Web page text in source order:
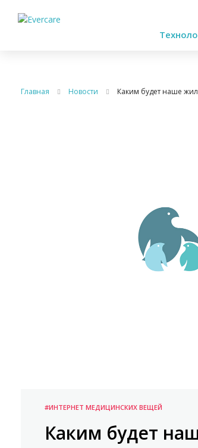
Главная Новости Каким будет наше
#ИНТЕРНЕТ МЕДИЦИНСКИХ ВЕЩЕЙ
Каким будет